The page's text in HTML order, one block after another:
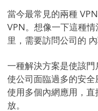
當今最常見的兩種
VPN。想像一下這種
里，需要訪問公司的 內
一種解決方案是使該
使公司面臨過多的安全
使用多個內網應用，
放。